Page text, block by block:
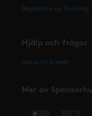
Registrera ny förening
Hjälp och frågor
Skapa ett ärende
Mer av